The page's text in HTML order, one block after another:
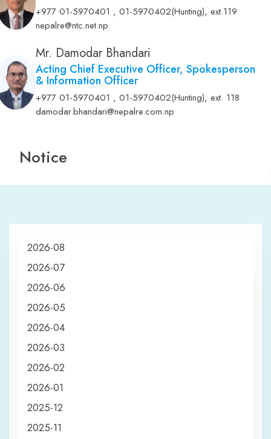
+977 01-5970401 , 01-5970402(Hunting),ext.119
nepalre@ntc.net.np
Mr. Damodar Bhandari
Acting Chief Executive Officer, Spokesperson
& Information Officer
+977 01-5970401 , 01-5970402(Hunting),ext. 118
damodar.bhandari@nepalre.com.np
Notice
2026-08
2026-07
2026-06
2026-05
2026-04
2026-03
2026-02
2026-01
2025-12
2025-11